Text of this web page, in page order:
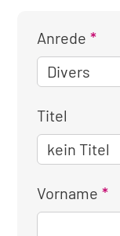
Anrede
Titel
Vorname